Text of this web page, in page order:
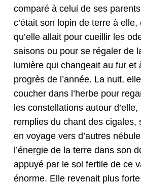
com­paré à celui de ses
c’é­tait son lopin de terre à elle,
qu’elle allait pour cueil­lir les
saisons ou pour se régaler de
lumière qui changeait au fur et
pro­grès de l’an­née. La nuit,
couch­er dans l’herbe pour
les con­stel­la­tions autour
rem­plies du chant des cigales,
en voy­age vers d’autres
l’én­ergie de la terre dans son
appuyé par le sol fer­tile de ce
énorme. Elle reve­nait plus